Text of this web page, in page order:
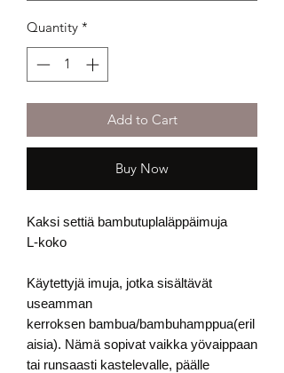
Quantity *
Add to Cart
Buy Now
Kaksi settiä bambutuplaläppäimuja
L-koko
Käytettyjä imuja, jotka sisältävät
useamman
kerroksen bambua/bambuhamppua(eril
aisia). Nämä sopivat vaikka yövaippaan
tai runsaasti kastelevalle, päälle